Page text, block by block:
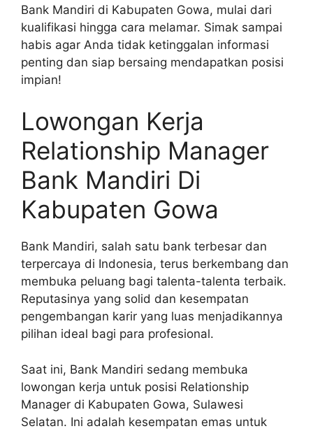
Bank Mandiri di Kabupaten Gowa, mulai dari
kualifikasi hingga cara melamar. Simak sampai
habis agar Anda tidak ketinggalan informasi
penting dan siap bersaing mendapatkan posisi
impian!
Lowongan Kerja
Relationship Manager
Bank Mandiri Di
Kabupaten Gowa
Bank Mandiri, salah satu bank terbesar dan
terpercaya di Indonesia, terus berkembang dan
membuka peluang bagi talenta-talenta terbaik.
Reputasinya yang solid dan kesempatan
pengembangan karir yang luas menjadikannya
pilihan ideal bagi para profesional.
Saat ini, Bank Mandiri sedang membuka
lowongan kerja untuk posisi Relationship
Manager di Kabupaten Gowa, Sulawesi
Selatan. Ini adalah kesempatan emas untuk